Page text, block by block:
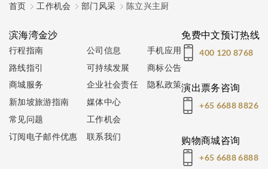
首页 工作机会 部门风采 陈立兴主厨
滨海湾金沙
行程指南
路线指引
商城服务
新加坡旅游指南
常见问题
订阅电子邮件优惠
公司信息
可持续发展
企业社会责任
媒体中心
工作机会
联系我们
手机应用
商标公告
隐私政策
免费中文预订热线
400 120 8768
演出票务咨询
+65 6688 8826
购物商城咨询
+65 6688 6888